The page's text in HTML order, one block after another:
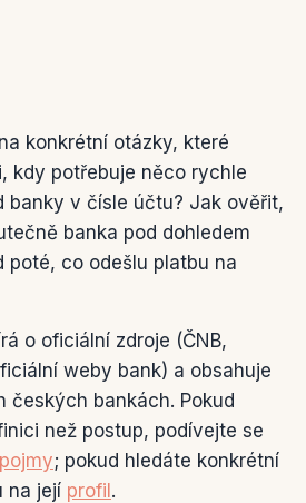
konkrétní otázky, které
kdy potřebuje něco rychle
banky v čísle účtu? Jak ověřit,
banka pod dohledem
poté, co odešlu platbu na
o oficiální zdroje (ČNB,
weby bank) a obsahuje
českých bankách. Pokud
než postup, podívejte se
; pokud hledáte konkrétní
na její profil .